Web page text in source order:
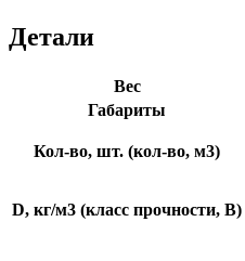
Детали
Вес
Габариты
Кол-во, шт. (кол-во, м3)
D, кг/м3 (класс прочности, В)